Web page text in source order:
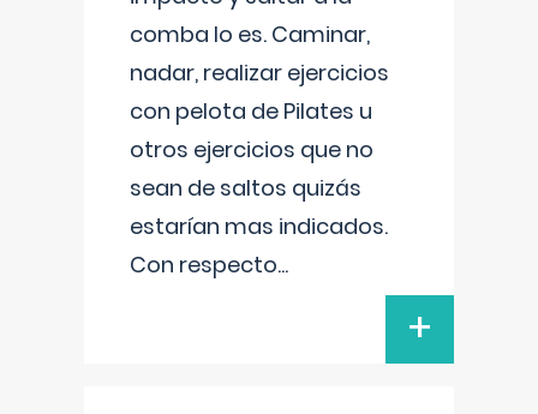
comba lo es. Caminar,
nadar, realizar ejercicios
con pelota de Pilates u
otros ejercicios que no
sean de saltos quizás
estarían mas indicados.
Con respecto...
+